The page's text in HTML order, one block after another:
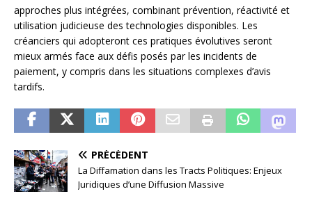
approches plus intégrées, combinant prévention, réactivité et
utilisation judicieuse des technologies disponibles. Les
créanciers qui adopteront ces pratiques évolutives seront
mieux armés face aux défis posés par les incidents de
paiement, y compris dans les situations complexes d’avis
tardifs.
PRÉCÉDENT
La Diffamation dans les Tracts Politiques: Enjeux
Juridiques d’une Diffusion Massive